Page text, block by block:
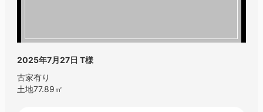
2025年7月27日 T様
古家有り
土地77.89㎡